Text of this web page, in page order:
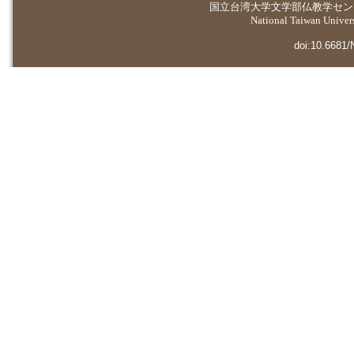
国立台湾大学文学部仏教学セ
National Taiwan
doi:10.6681/